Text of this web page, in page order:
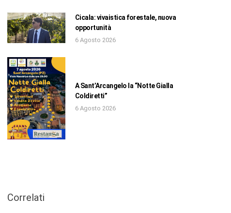
Cicala: vivaistica forestale, nuova
opportunità
6 Agosto 2026
A Sant’Arcangelo la “Notte Gialla
Coldiretti”
6 Agosto 2026
Correlati